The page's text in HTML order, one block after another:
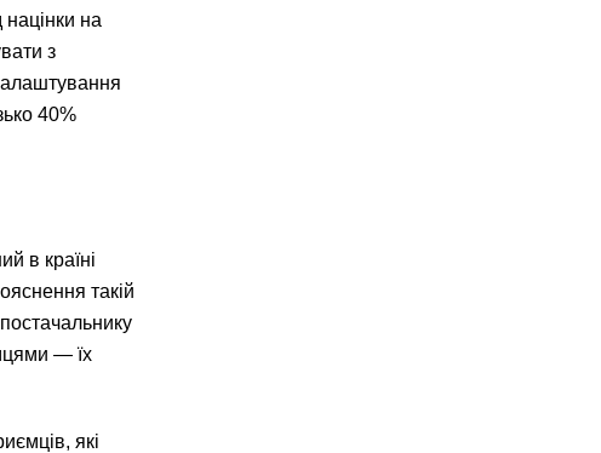
на
з
40%
в країні
такій
— їх
які